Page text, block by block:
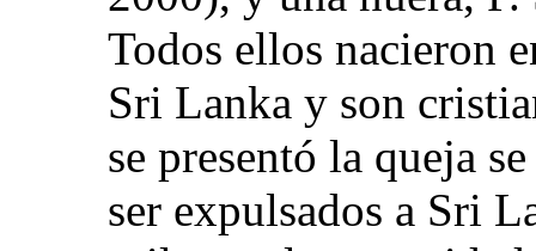
Todos ellos nacieron
Sri Lanka y son
se presentó la queja
ser expulsados a Sri